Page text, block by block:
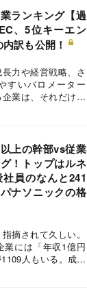
業を集計。トヨタ
ル・グループ、富
ついて、実名と報
で明らかにする。
ランキング【過
、5位キーエン
訳も公開！
力や経営戦略、さ
すいバロメーター
業は、それだけ業
では、ここ10年で
角を現したか一目
上の幹部vs従業
！トップはルネ
員のなんと241
ナソニックの格
摘されて久しい。
業には「年収1億円
人もいる。成果
とは当然といえよ